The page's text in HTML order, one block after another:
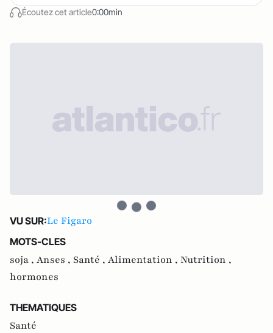
Écoutez cet article0:00min
VU SUR:Le Figaro
MOTS-CLES
soja , Anses , Santé , Alimentation , Nutrition ,
hormones
THEMATIQUES
Santé